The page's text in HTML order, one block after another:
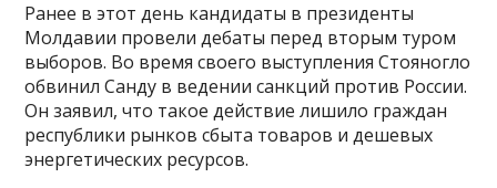
Ранее в этот день кандидаты в президенты
Молдавии провели дебаты перед вторым туром
выборов. Во время своего выступления Стояногло
обвинил Санду в ведении санкций против России.
Он заявил, что такое действие лишило граждан
республики рынков сбыта товаров и дешевых
энергетических ресурсов.